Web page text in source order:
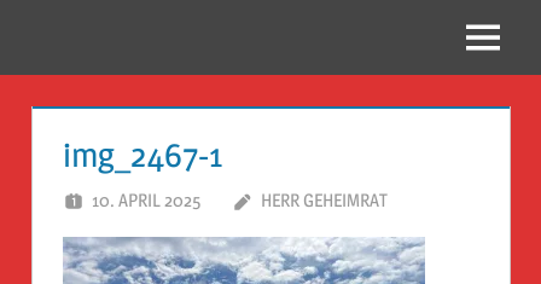
Guckloch
Herr
Geheimrat
Menü
img_2467-1
10. APRIL 2025 HERR GEHEIMRAT